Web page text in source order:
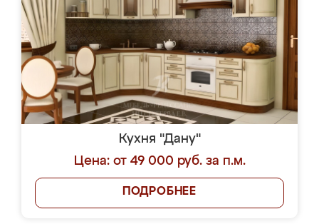
Кухня "Дану"
Цена: от 49 000 руб. за п.м.
ПОДРОБНЕЕ